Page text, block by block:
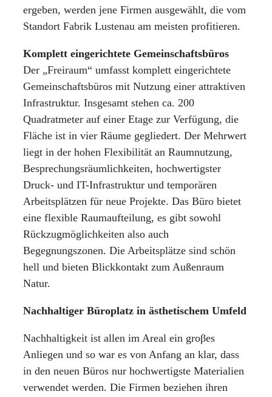
ergeben, werden jene Firmen ausgewählt, die vom
Standort Fabrik Lustenau am meisten profitieren.
Komplett eingerichtete Gemeinschaftsbüros
Der „Freiraum“ umfasst komplett eingerichtete
Gemeinschaftsbüros mit Nutzung einer attraktiven
Infrastruktur. Insgesamt stehen ca. 200
Quadratmeter auf einer Etage zur Verfügung, die
Fläche ist in vier Räume gegliedert. Der Mehrwert
liegt in der hohen Flexibilität an Raumnutzung,
Besprechungsräumlichkeiten, hochwertigster
Druck- und IT-Infrastruktur und temporären
Arbeitsplätzen für neue Projekte. Das Büro bietet
eine flexible Raumaufteilung, es gibt sowohl
Rückzugmöglichkeiten also auch
Begegnungszonen. Die Arbeitsplätze sind schön
hell und bieten Blickkontakt zum Außenraum
Natur.
Nachhaltiger Büroplatz in ästhetischem Umfeld
Nachhaltigkeit ist allen im Areal ein groβes
Anliegen und so war es von Anfang an klar, dass
in den neuen Büros nur hochwertigste Materialien
verwendet werden. Die Firmen beziehen ihren